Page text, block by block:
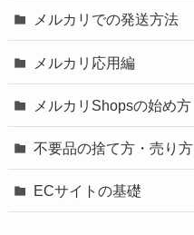
メルカリでの発送方法
メルカリ応用編
メルカリShopsの始め方
不要品の捨て方・売り方
ECサイトの基礎